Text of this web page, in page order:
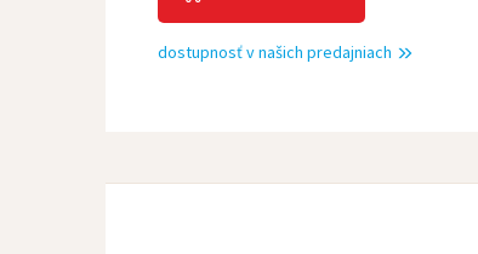
dostupnosť v našich predajniach